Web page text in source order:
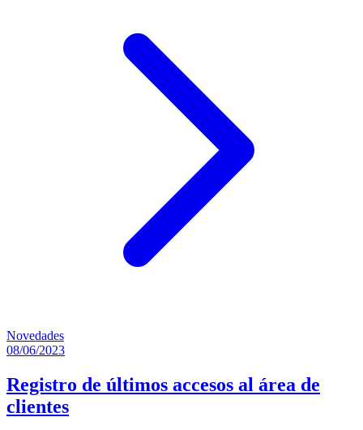
Novedades
08/06/2023
Registro de últimos accesos al área de
clientes